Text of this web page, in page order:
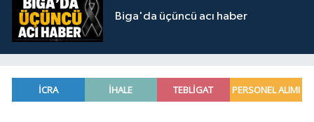
Biga'da üçüncü acı haber